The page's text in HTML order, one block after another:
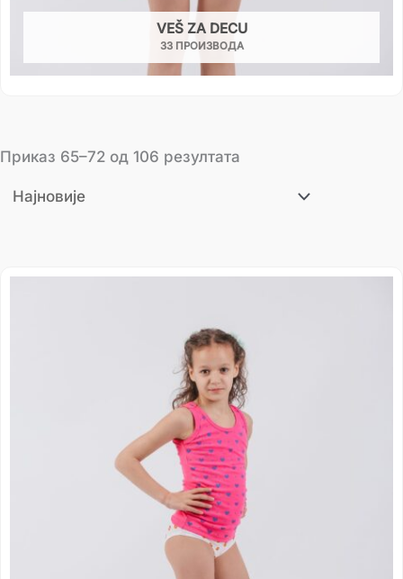
VEŠ ZA DECU
33 ПРОИЗВОДА
Приказ 65–72 од 106 резултата
Распон
325.00 рсд
до
378.00 рсд